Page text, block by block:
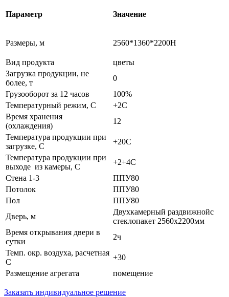
Параметр Значение
Размеры, м 2560*1360*2200H
Вид продукта
цветы
Загрузка продукции, не
более, т
0
Грузооборот за 12 часов
100%
Температурный режим, С
+2С
Время хранения
(охлаждения)
12
Температура продукции при
загрузке, С
+20С
Температура продукции при
выходе из камеры, С
+2+4С
Стена 1-3
ППУ80
Потолок
ППУ80
Пол
ППУ80
Дверь, м
Двухкамерный раздвижнойс
стеклопакет 2560х2200мм
Время открывания двери в
сутки
2ч
Темп. окр. воздуха, расчетная
С
+30
Размещение агрегата
помещение
Заказать индивидуальное решение